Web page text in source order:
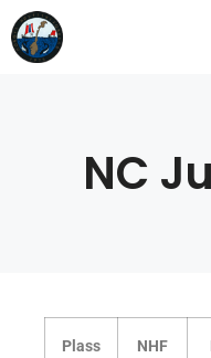
NC
Plass NHF